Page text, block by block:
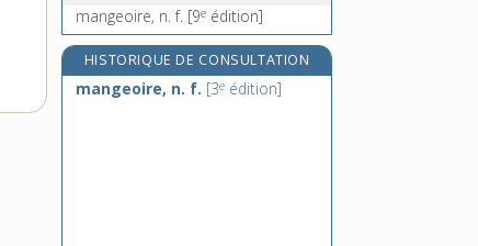
mangeoire, n. f. [9e édition]
HISTORIQUE DE CONSULTATION
mangeoire, n. f. [3e édition]